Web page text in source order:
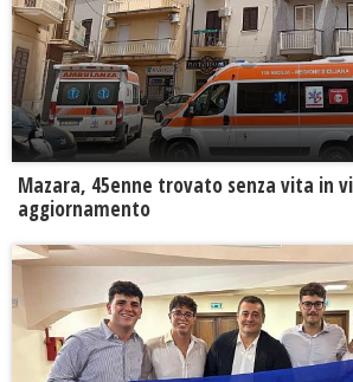
Mazara, 45enne trovato senza vita in
aggiornamento